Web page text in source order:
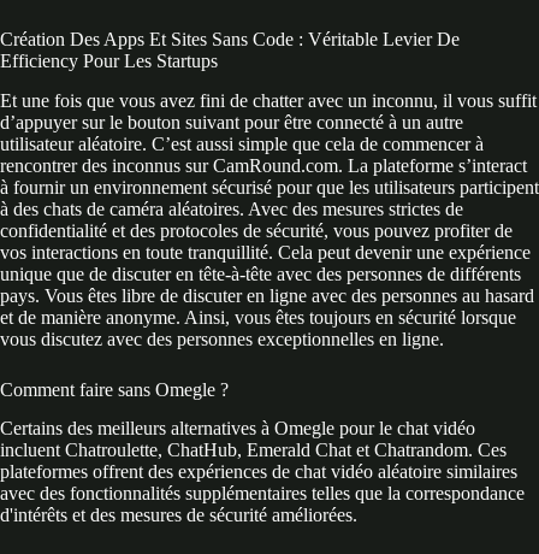
Création Des Apps Et Sites Sans Code : Véritable Levier De
Efficiency Pour Les Startups
Et une fois que vous avez fini de chatter avec un inconnu, il vous suffit
d’appuyer sur le bouton suivant pour être connecté à un autre
utilisateur aléatoire. C’est aussi simple que cela de commencer à
rencontrer des inconnus sur CamRound.com. La plateforme s’interact
à fournir un environnement sécurisé pour que les utilisateurs participent
à des chats de caméra aléatoires. Avec des mesures strictes de
confidentialité et des protocoles de sécurité, vous pouvez profiter de
vos interactions en toute tranquillité. Cela peut devenir une expérience
unique que de discuter en tête-à-tête avec des personnes de différents
pays. Vous êtes libre de discuter en ligne avec des personnes au hasard
et de manière anonyme. Ainsi, vous êtes toujours en sécurité lorsque
vous discutez avec des personnes exceptionnelles en ligne.
Comment faire sans Omegle ?
Certains des meilleurs alternatives à Omegle pour le chat vidéo
incluent Chatroulette, ChatHub, Emerald Chat et Chatrandom. Ces
plateformes offrent des expériences de chat vidéo aléatoire similaires
avec des fonctionnalités supplémentaires telles que la correspondance
d'intérêts et des mesures de sécurité améliorées.